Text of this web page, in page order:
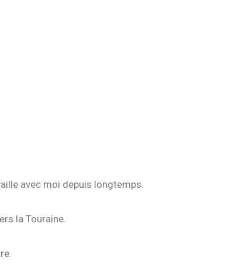
avec moi depuis longtemps.
la Touraine.